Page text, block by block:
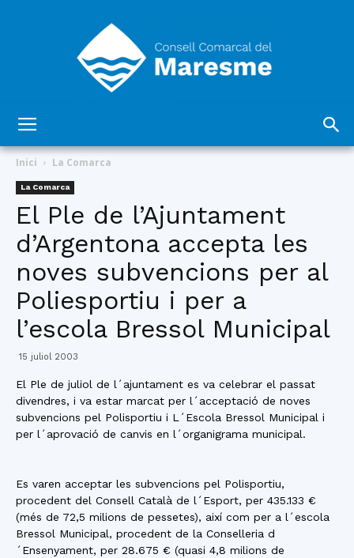
Comarcal
del
Inici La Comarca
La Comarca
El Ple de l’Ajuntament
d’Argentona accepta les
noves subvencions per al
Poliesportiu i per a
l’escola Bressol Municipal
15 juliol 2003
El Ple de juliol de l´ajuntament es va celebrar el passat
divendres, i va estar marcat per l´acceptació de noves
subvencions pel Polisportiu i L´Escola Bressol Municipal i
per l´aprovació de canvis en l´organigrama municipal.
Es varen acceptar les subvencions pel Polisportiu,
procedent del Consell Català de l´Esport, per 435.133 €
(més de 72,5 milions de pessetes), així com per a l´escola
Bressol Municipal, procedent de la Conselleria d
´Ensenyament, per 28.675 € (quasi 4,8 milions de